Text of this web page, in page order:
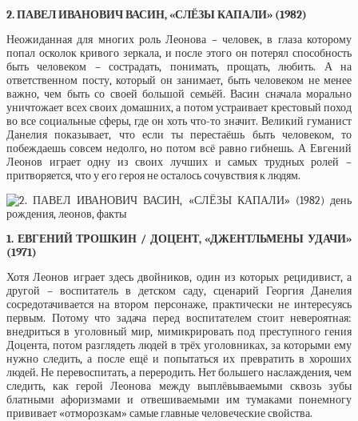
2. ПАВЕЛ ИВАНОВИЧ ВАСИН, «СЛЁЗЫ КАПАЛИ» (1982)
Неожиданная для многих роль Леонова – человек, в глаза которому
попал осколок кривого зеркала, и после этого он потерял способность
быть человеком – сострадать, понимать, прощать, любить. А на
ответственном посту, который он занимает, быть человеком не менее
важно, чем быть со своей большой семьёй. Васин сначала морально
уничтожает всех своих домашних, а потом устраивает крестовый поход
во все социальные сферы, где он хоть что-то значит. Великий гуманист
Данелия показывает, что если ты перестаёшь быть человеком, то
побеждаешь совсем недолго, но потом всё равно гибнешь. А Евгений
Леонов играет одну из своих лучших и самых трудных ролей –
притворяется, что у его героя не осталось сочувствия к людям.
1. ЕВГЕНИЙ ТРОШКИН / ДОЦЕНТ, «ДЖЕНТЛЬМЕНЫ УДАЧИ»
(1971)
Хотя Леонов играет здесь двойников, один из которых рецидивист, а
другой – воспитатель в детском саду, сценарий Георгия Данелия
сосредотачивается на втором персонаже, практически не интересуясь
первым. Потому что задача перед воспитателем стоит невероятная:
внедриться в уголовный мир, мимикрировать под преступного гения
Доцента, потом разглядеть людей в трёх уголовниках, за которыми ему
нужно следить, а после ещё и попытаться их превратить в хороших
людей. Не перевоспитать, а переродить. Нет большего наслаждения, чем
следить, как герой Леонова между выплёвываемыми сквозь зубы
блатными афоризмами и отвешиваемыми им тумаками понемногу
прививает «отморозкам» самые главные человеческие свойства.